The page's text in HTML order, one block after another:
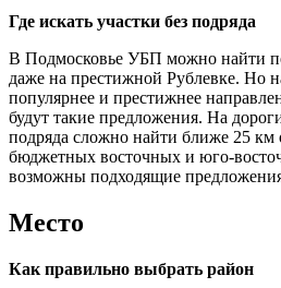
Где искать участки без подряда
В Подмосковье УБП можно найти
даже на престижной Рублевке. Но
популярнее и престижнее
будут такие предложения. На
подряда сложно найти ближе 25
бюджетных восточных и юго-
возможны подходящие
Место
Как правильно выбрать район